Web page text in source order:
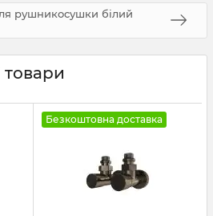
рушникосушки білий
Безкоштовна доставка